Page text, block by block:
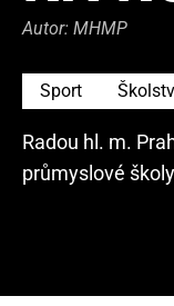
Autor: MHMP
Sport
Radou hl. m.
průmyslové